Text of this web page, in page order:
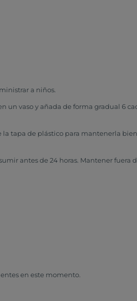
a niños.
vaso y añada de forma gradual 6
tapa de plástico para mantenerla
antes de 24 horas. Mantener fuera
en este momento.